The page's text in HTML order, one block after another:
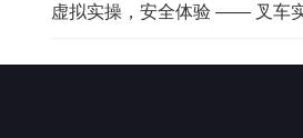
虚拟实操，安全体验 —— 叉车